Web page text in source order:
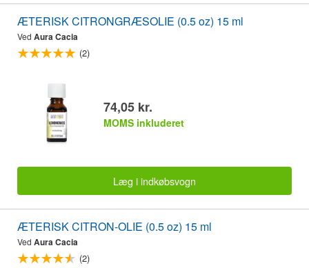
ÆTERISK CITRONGRÆSOLIE (0.5 oz) 15 ml
Ved Aura Cacia
(2)
74,05 kr.
MOMS inkluderet
Læg i indkøbsvogn
ÆTERISK CITRON-OLIE (0.5 oz) 15 ml
Ved Aura Cacia
(2)